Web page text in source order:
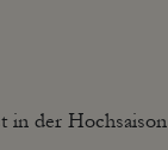
in der Hochsaison